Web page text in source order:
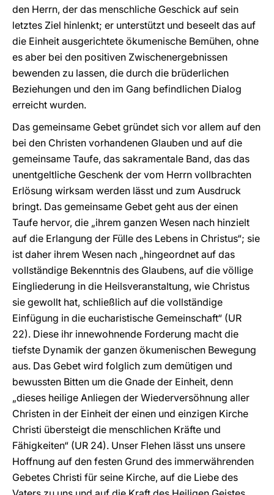
den Herrn, der das menschliche Geschick auf sein
letztes Ziel hinlenkt; er unterstützt und beseelt das auf
die Einheit ausgerichtete ökumenische Bemühen, ohne
es aber bei den positiven Zwischenergebnissen
bewenden zu lassen, die durch die brüderlichen
Beziehungen und den im Gang befindlichen Dialog
erreicht wurden.
Das gemeinsame Gebet gründet sich vor allem auf den
bei den Christen vorhandenen Glauben und auf die
gemeinsame Taufe, das sakramentale Band, das das
unentgeltliche Geschenk der vom Herrn vollbrachten
Erlösung wirksam werden lässt und zum Ausdruck
bringt. Das gemeinsame Gebet geht aus der einen
Taufe hervor, die „ihrem ganzen Wesen nach hinzielt
auf die Erlangung der Fülle des Lebens in Christus“; sie
ist daher ihrem Wesen nach „hingeordnet auf das
vollständige Bekenntnis des Glaubens, auf die völlige
Eingliederung in die Heilsveranstaltung, wie Christus
sie gewollt hat, schließlich auf die vollständige
Einfügung in die eucharistische Gemeinschaft“ (UR
22). Diese ihr innewohnende Forderung macht die
tiefste Dynamik der ganzen ökumenischen Bewegung
aus. Das Gebet wird folglich zum demütigen und
bewussten Bitten um die Gnade der Einheit, denn
„dieses heilige Anliegen der Wiederversöhnung aller
Christen in der Einheit der einen und einzigen Kirche
Christi übersteigt die menschlichen Kräfte und
Fähigkeiten“ (UR 24). Unser Flehen lässt uns unsere
Hoffnung auf den festen Grund des immerwährenden
Gebetes Christi für seine Kirche, auf die Liebe des